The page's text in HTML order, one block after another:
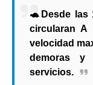
🐢 Desde
circularan A
velocidad
demoras y
servicios.